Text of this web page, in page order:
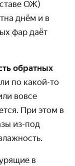
ОЖ)
днём и в
фар даёт
обратных
по какой-то
вовсе
При этом в
из-под
в